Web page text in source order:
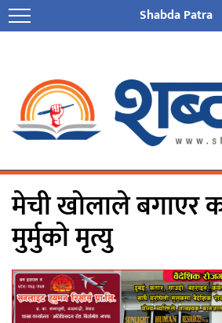
Shabda Patra
मेची खोलाले
मुर्मुको मृत्यु